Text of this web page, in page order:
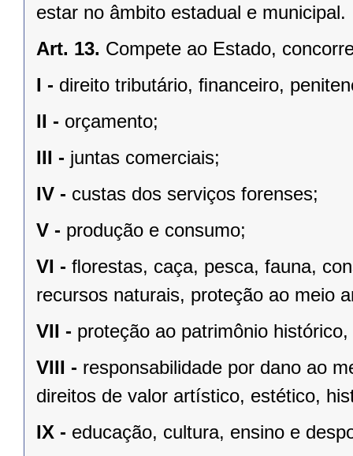
estar no âmbito estadual e municipal.
Art. 13. Compete ao Estado,
I - direito tributário, ﬁnanceiro,
II - orçamento;
III - juntas comerciais;
IV - custas dos serviços forenses;
V - produção e consumo;
VI - ﬂorestas, caça, pesca, fauna,
recursos naturais, proteção ao meio
VII - proteção ao patrimônio
VIII - responsabilidade por dano ao
direitos de valor artístico, estético,
IX - educação, cultura, ensino e